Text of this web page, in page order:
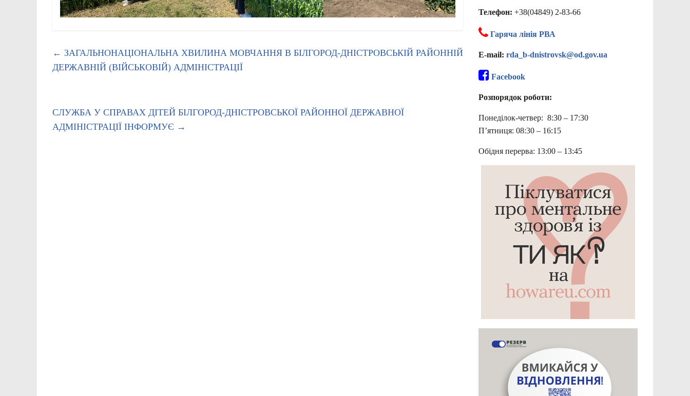
← ЗАГАЛЬНОНАЦІОНАЛЬНА ХВИЛИНА МОВЧАННЯ В БІЛГОРОД-ДНІСТРОВСЬКІЙ РАЙОННІЙ
ДЕРЖАВНІЙ (ВІЙСЬКОВІЙ) АДМІНІСТРАЦІЇ
СЛУЖБА У СПРАВАХ ДІТЕЙ БІЛГОРОД-ДНІСТРОВСЬКОЇ РАЙОННОЇ ДЕРЖАВНОЇ
АДМІНІСТРАЦІЇ ІНФОРМУЄ →
Телефон: +38(04849) 2-83-66
Гаряча лінія РВА
E-mail: rda_b-dnistrovsk@od.gov.ua
Facebook
Розпорядок роботи:
Понеділок-четвер: 8:30 – 17:30
П’ятниця: 08:30 – 16:15
Обідня перерва: 13:00 – 13:45